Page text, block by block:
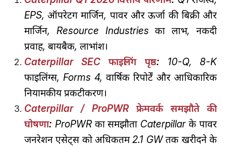
EPS, ऑपरेटिंग मार्जिन, पावर और ऊर्जा की बिक्री और
मार्जिन, Resource Industries का लाभ, नकदी
प्रवाह, बायबैक, लाभांश।
Caterpillar SEC फाइलिंग पृष्ठ: 10-Q, 8-K
फाइलिंग्स, Forms 4, वार्षिक रिपोर्टें और आधिकारिक
नियामकीय प्रकटीकरण।
Caterpillar / ProPWR फ्रेमवर्क समझौते की
घोषणा: ProPWR का समझौता Caterpillar के पावर
जनरेशन एसेट्स को अधिकतम 2.1 GW तक खरीदने के